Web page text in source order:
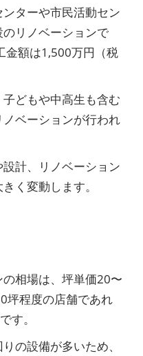
ターや市民活動セン
リノベーションで
金額は1,500万円（税
どもや中高生も含む
ベーションが行われ
計、リノベーション
く変動します。
相場は、坪単価20〜
坪程度の店舗であれ
す。
の設備が多いため、